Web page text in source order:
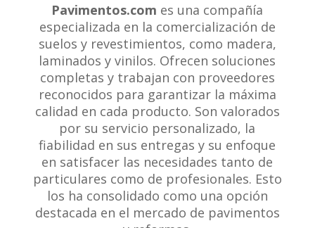
Pavimentos.com es una compañía
especializada en la comercialización de
suelos y revestimientos, como madera,
laminados y vinilos. Ofrecen soluciones
completas y trabajan con proveedores
reconocidos para garantizar la máxima
calidad en cada producto. Son valorados
por su servicio personalizado, la
fiabilidad en sus entregas y su enfoque
en satisfacer las necesidades tanto de
particulares como de profesionales. Esto
los ha consolidado como una opción
destacada en el mercado de pavimentos